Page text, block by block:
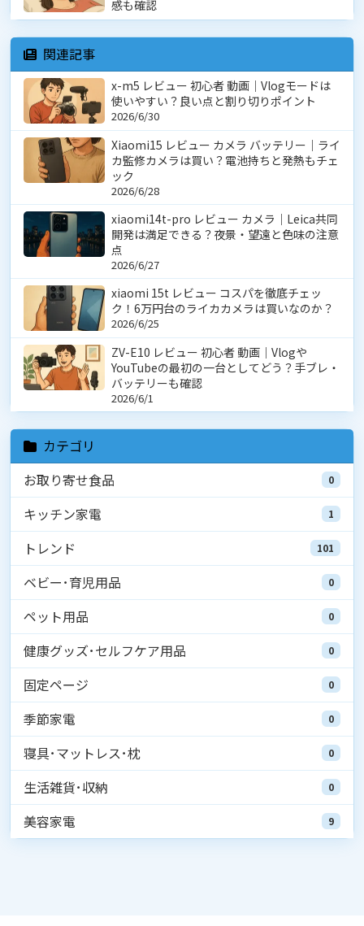
感も確認
関連記事
x-m5 レビュー 初心者 動画｜Vlogモードは
使いやすい？良い点と割り切りポイント
2026/6/30
Xiaomi15 レビュー カメラ バッテリー｜ライ
カ監修カメラは買い？電池持ちと発熱もチェ
ック
2026/6/28
xiaomi14t-pro レビュー カメラ｜Leica共同
開発は満足できる？夜景・望遠と色味の注意
点
2026/6/27
xiaomi 15t レビュー コスパを徹底チェッ
ク！6万円台のライカカメラは買いなのか？
2026/6/25
ZV-E10 レビュー 初心者 動画｜Vlogや
YouTubeの最初の一台としてどう？手ブレ・
バッテリーも確認
2026/6/1
カテゴリ
お取り寄せ食品
0
キッチン家電 1
トレンド 101
ベビー･育児用品 0
ペット用品 0
健康グッズ･セルフケア用品 0
固定ページ 0
季節家電 0
寝具･マットレス･枕 0
生活雑貨･収納 0
美容家電 9